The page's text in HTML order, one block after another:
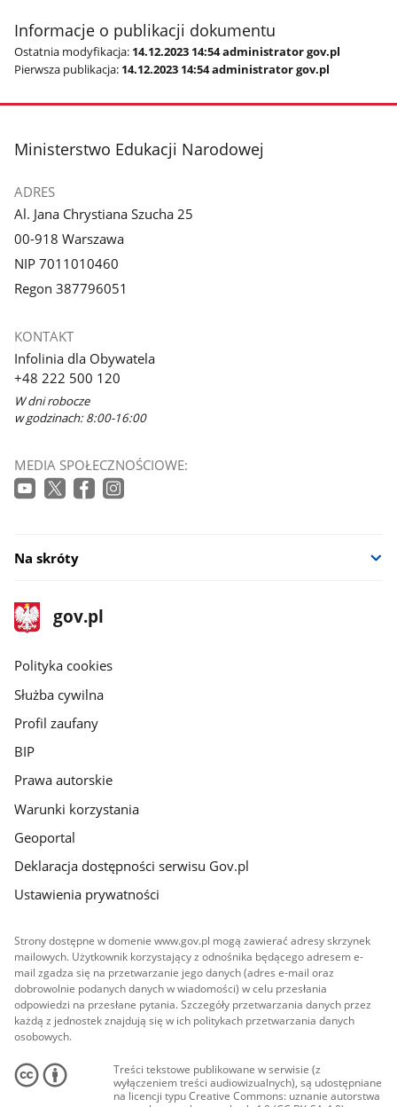
Informacje o publikacji dokumentu
Ostatnia modyfikacja: 14.12.2023 14:54 administrator gov.pl
Pierwsza publikacja: 14.12.2023 14:54 administrator gov.pl
stopka
Ministerstwo Edukacji Narodowej
ADRES
Al. Jana Chrystiana Szucha 25
00-918 Warszawa
NIP 7011010460
Regon 387796051
KONTAKT
Infolinia dla Obywatela
+48 222 500 120
W dni robocze
w godzinach: 8:00-16:00
MEDIA SPOŁECZNOŚCIOWE:
Na skróty
stopka
gov.pl
Strona
gov.pl
gov.pl
Polityka cookies
Służba cywilna
Profil zaufany
BIP
Prawa autorskie
Warunki korzystania
Geoportal
Deklaracja dostępności serwisu Gov.pl
Ustawienia prywatności
Strony dostępne w domenie www.gov.pl mogą zawierać adresy skrzynek
mailowych. Użytkownik korzystający z odnośnika będącego adresem e-
mail zgadza się na przetwarzanie jego danych (adres e-mail oraz
dobrowolnie podanych danych w wiadomości) w celu przesłania
odpowiedzi na przesłane pytania. Szczegóły przetwarzania danych przez
każdą z jednostek znajdują się w ich politykach przetwarzania danych
osobowych.
Treści tekstowe publikowane w serwisie (z
wyłączeniem treści audiowizualnych), są udostępniane
na licencji typu Creative Commons: uznanie autorstwa